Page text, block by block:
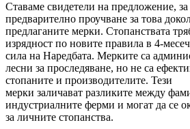
Ставаме свидетели на предложение,
предварително проучване за това
предлаганите мерки. Стопанствата
изрядност по новите правила в 4-
сила на Наредбата. Мерките са
лесни за проследяване, но не са
стопаните и производителите. Тези
мерки заличават разликите между
индустриалните ферми и могат да се
за личните стопанства.